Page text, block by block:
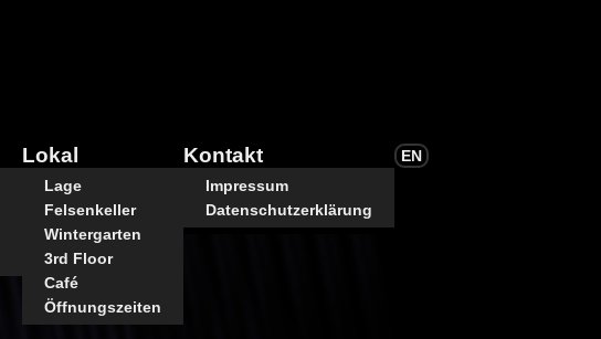
Lokal
Lage
Felsenkeller
Wintergarten
3rd Floor
Café
Öffnungszeiten
Kontakt
Impressum
Datenschutzerklärung
EN